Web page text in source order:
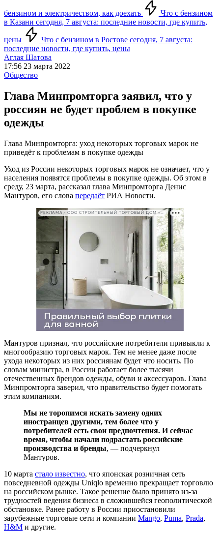
бензином и электричеством, как доехать
Что с бензином
в Казани сегодня, 7 августа: последние новости, где купить,
цены
Что с бензином в Ростове сегодня, 7 августа:
последние новости, где купить, цены
Аглая Шатова
17:56 23 марта 2022
Общество
Глава Минпромторга заявил, что у
россиян не будет проблем в покупке
одежды
Глава Минпромторга: уход некоторых торговых марок не
приведёт к проблемам в покупке одежды
Уход из России некоторых торговых марок не означает, что у
населения появятся проблемы в покупке одежды. Об этом в
среду, 23 марта, рассказал глава Минпромторга Денис
Мантуров, его слова передаёт РИА Новости.
РЕКЛАМА • ООО СТРОИТЕЛЬНЫЙ ТОРГОВЫЙ ДОМ «ПЕТРОВИЧ». ИНН: 7802348846
Мантуров признал, что российские потребители привыкли к
многообразию торговых марок. Тем не менее даже после
ухода некоторых из них россиянам будет что носить. По
словам министра, в России работает более тысячи
отечественных брендов одежды, обуви и аксессуаров. Глава
Минпромторга заверил, что правительство будет помогать
этим компаниям.
Мы не торопимся искать замену одних
иностранцев другими, тем более что у
потребителей есть свои предпочтения. И сейчас
время, чтобы начали подрастать российские
производства и бренды, — подчеркнул
Мантуров.
10 марта стало известно, что японская розничная сеть
повседневной одежды Uniqlo временно прекращает торговлю
на российском рынке. Такое решение было принято из-за
трудностей ведения бизнеса в сложившейся геополитической
обстановке. Ранее работу в России приостановили
зарубежные торговые сети и компании Mango, Puma, Prada,
H&M и другие.